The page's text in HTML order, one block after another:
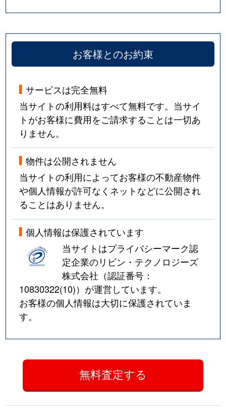
お客様とのお約束
サービスは完全無料
当サイトの利用料はすべて無料です。当サイ
トがお客様に費用をご請求することは一切あ
りません。
物件は公開されません
当サイトの利用によってお客様の不動産物件
や個人情報が許可なくネットなどに公開され
ることはありません。
個人情報は保護されています
当サイトはプライバシーマーク認
定企業のリビン・テクノロジーズ
株式会社（認証番号：
10830322(10)）が運営しています。
お客様の個人情報は大切に保護されていま
す。